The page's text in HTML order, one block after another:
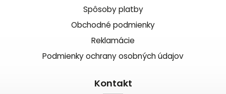
Spôsoby platby
Obchodné podmienky
Reklamácie
Podmienky ochrany osobných údajov
Kontakt